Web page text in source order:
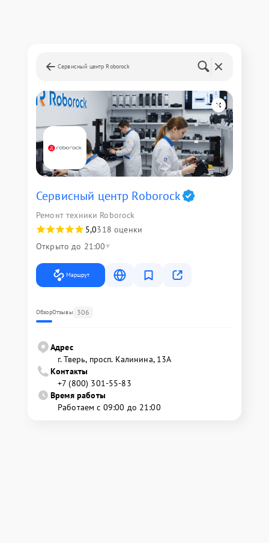
Сервисный центр Roborock
Сервисный центр Roborock
Ремонт техники Roborock
5,0318 оценки
Открыто до 21:00
Маршрут
ОбзорОтзывы 306
Адрес
г. Тверь, просп. Калинина, 13А
Контакты
+7 (800) 301-55-83
Время работы
Работаем с 09:00 до 21:00